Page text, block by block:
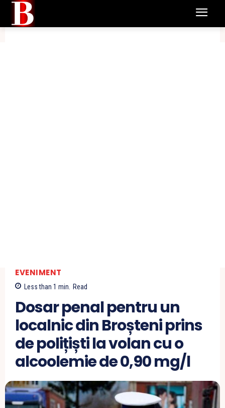
EVENIMENT
Less than 1 min. Read
Dosar penal pentru un
localnic din Broșteni prins
de polițiști la volan cu o
alcoolemie de 0,90 mg/l